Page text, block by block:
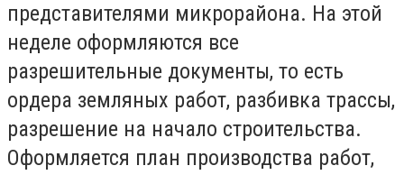
представителями микрорайона. На этой
неделе оформляются все
разрешительные документы, то есть
ордера земляных работ, разбивка трассы,
разрешение на начало строительства.
Оформляется план производства работ,